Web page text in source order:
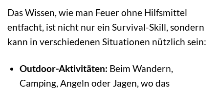
Das Wissen, wie man Feuer ohne Hilfsmittel
entfacht, ist nicht nur ein Survival-Skill, sondern
kann in verschiedenen Situationen nützlich sein:
Outdoor-Aktivitäten: Beim Wandern,
Camping, Angeln oder Jagen, wo das